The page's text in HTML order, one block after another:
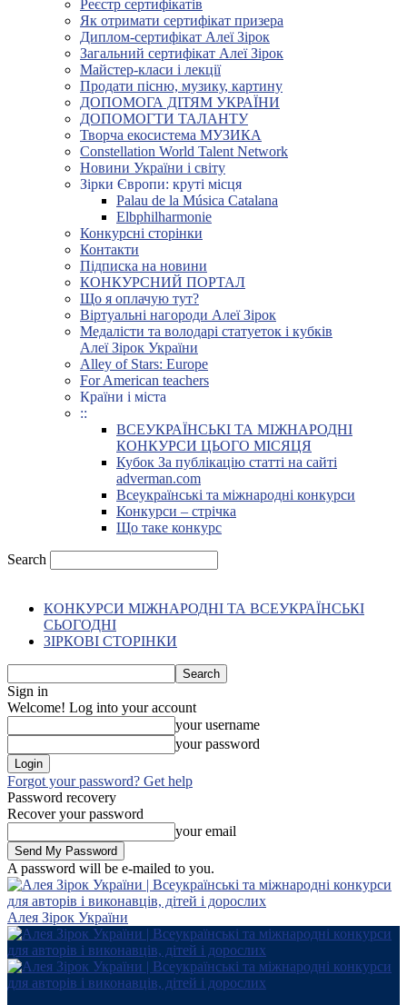
Реєстр сертифікатів
Як отримати сертифікат призера
Диплом-сертифікат Алеї Зірок
Загальний сертифікат Алеї Зірок
Майстер-класи і лекції
Продати пісню, музику, картину
ДОПОМОГА ДІТЯМ УКРАЇНИ
ДОПОМОГТИ ТАЛАНТУ
Творча екосистема МУЗИКА
Constellation World Talent Network
Новини України і світу
Зірки Європи: круті місця
Palau de la Música Catalana
Elbphilharmonie
Конкурсні сторінки
Контакти
Підписка на новини
КОНКУРСНИЙ ПОРТАЛ
Що я оплачую тут?
Віртуальні нагороди Алеї Зірок
Медалісти та володарі статуеток і кубків
Алеї Зірок України
Alley of Stars: Europe
For American teachers
Країни і міста
::
ВСЕУКРАЇНСЬКІ ТА МІЖНАРОДНІ
КОНКУРСИ ЦЬОГО МІСЯЦЯ
Кубок За публікацію статті на сайті
adverman.com
Всеукраїнські та міжнародні конкурси
Конкурси – стрічка
Що таке конкурс
Search
КОНКУРСИ МІЖНАРОДНІ ТА ВСЕУКРАЇНСЬКІ
СЬОГОДНІ
ЗІРКОВІ СТОРІНКИ
Sign in
Welcome! Log into your account
your username
your password
Forgot your password? Get help
Password recovery
Recover your password
your email
A password will be e-mailed to you.
Алея Зірок України